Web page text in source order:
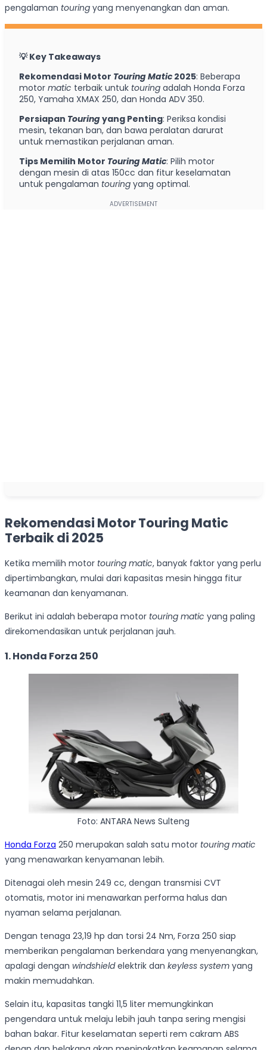
pengalaman touring yang menyenangkan dan aman.
💡 Key Takeaways
Rekomendasi Motor Touring Matic2025: Beberapa
motor matic terbaik untuk touring adalah Honda Forza
250, Yamaha XMAX 250, dan Honda ADV 350.
Persiapan Touringyang Penting: Periksa kondisi
mesin, tekanan ban, dan bawa peralatan darurat
untuk memastikan perjalanan aman.
Tips Memilih Motor Touring Matic: Pilih motor
dengan mesin di atas 150cc dan fitur keselamatan
untuk pengalaman touring yang optimal.
Rekomendasi Motor Touring Matic
Terbaik di 2025
Ketika memilih motor touring matic, banyak faktor yang perlu
dipertimbangkan, mulai dari kapasitas mesin hingga fitur
keamanan dan kenyamanan.
Berikut ini adalah beberapa motor touring matic yang paling
direkomendasikan untuk perjalanan jauh.
1. Honda Forza 250
Foto: ANTARA News Sulteng
Honda Forza 250 merupakan salah satu motor touring matic
yang menawarkan kenyamanan lebih.
Ditenagai oleh mesin 249 cc, dengan transmisi CVT
otomatis, motor ini menawarkan performa halus dan
nyaman selama perjalanan.
Dengan tenaga 23,19 hp dan torsi 24 Nm, Forza 250 siap
memberikan pengalaman berkendara yang menyenangkan,
apalagi dengan windshieldelektrik dan keyless system yang
makin memudahkan.
Selain itu, kapasitas tangki 11,5 liter memungkinkan
pengendara untuk melaju lebih jauh tanpa sering mengisi
bahan bakar. Fitur keselamatan seperti rem cakram ABS